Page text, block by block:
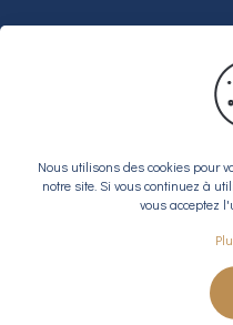
Bénéficiez de 3 mois offerts sur
Site web
Nous utilisons des cookies pour
notre site. Si vous continuez à
vous acceptez